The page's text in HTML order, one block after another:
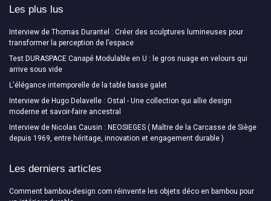
Les plus lus
Interview de Thomas Durantel : Créer des sculptures lumineuses pour
transformer la perception de l’espace
Test DURASPACE Canapé Modulable en U : le gros nuage en velours qui
arrive sous vide
L'élégance intemporelle de la table basse galet
Interview de Hugo Delavelle : Ostal - Une collection qui allie design
moderne et savoir-faire ancestral
Interview de Nicolas Causin : NEOSIEGES ( Maître de la Carcasse de Siège
depuis 1969, entre héritage, innovation et engagement durable )
Les derniers articles
Comment bambou-design com réinvente les objets déco en bambou pour